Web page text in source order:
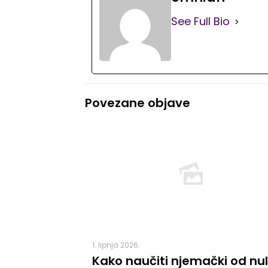
See Full Bio
Povezane objave
1. lipnja 2026.
Kako naučiti njemački od